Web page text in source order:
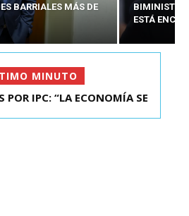
BARRIALES MÁS DE
BIMINISTRO
ESTÁ
MINUTO
EL PRESIDENTE ELECTO DE
IPC: “LA ECONOMÍA SE